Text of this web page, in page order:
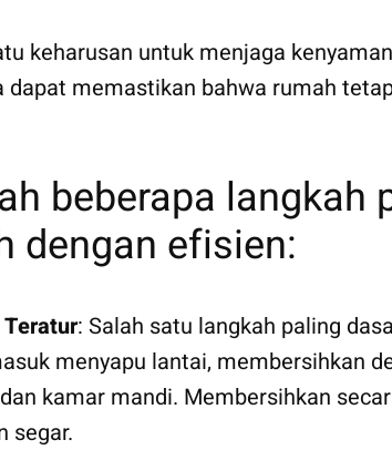
keharusan untuk menjaga
dapat memastikan bahwa rumah
beberapa
dengan efisien:
: Salah satu langkah paling
menyapu lantai, membersihkan
kamar mandi. Membersihkan
segar.